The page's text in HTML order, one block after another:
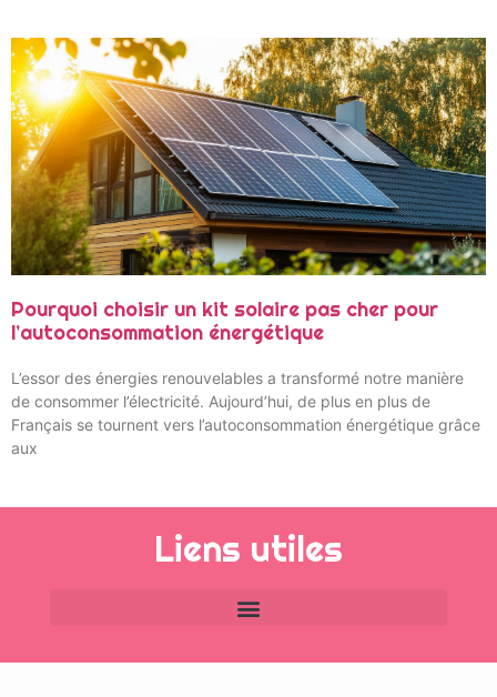
Pourquoi choisir un kit solaire pas cher pour
l’autoconsommation énergétique
L’essor des énergies renouvelables a transformé notre manière
de consommer l’électricité. Aujourd’hui, de plus en plus de
Français se tournent vers l’autoconsommation énergétique grâce
aux
Liens utiles